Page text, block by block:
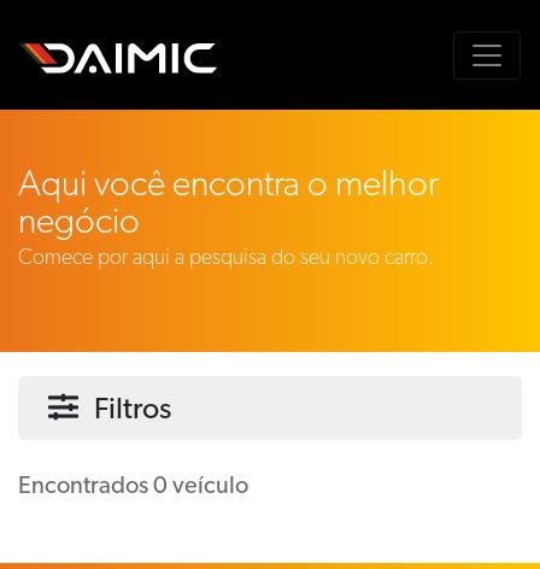
Aqui você encontra o melhor
negócio
Comece por aqui a pesquisa do seu novo carro.
Filtros
Encontrados 0 veículo